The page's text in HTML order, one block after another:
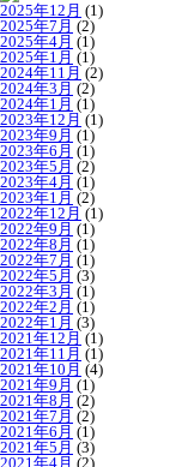
2025年12月 (1)
2025年7月 (2)
2025年4月 (1)
2025年1月 (1)
2024年11月 (2)
2024年3月 (2)
2024年1月 (1)
2023年12月 (1)
2023年9月 (1)
2023年6月 (1)
2023年5月 (2)
2023年4月 (1)
2023年1月 (2)
2022年12月 (1)
2022年9月 (1)
2022年8月 (1)
2022年7月 (1)
2022年5月 (3)
2022年3月 (1)
2022年2月 (1)
2022年1月 (3)
2021年12月 (1)
2021年11月 (1)
2021年10月 (4)
2021年9月 (1)
2021年8月 (2)
2021年7月 (2)
2021年6月 (1)
2021年5月 (3)
2021年4月 (2)